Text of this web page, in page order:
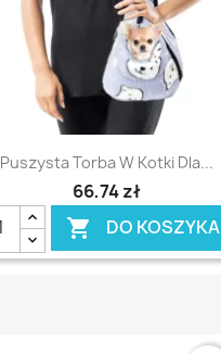
Szybki podgląd
Puszysta Torba W Kotki Dla...
66,74 zł
 DO KOSZYKA